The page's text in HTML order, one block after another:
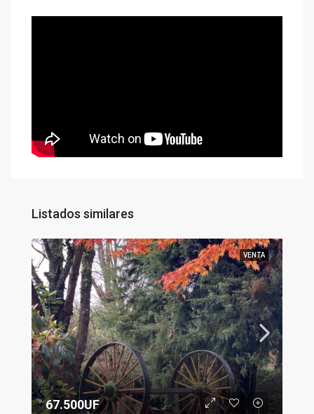
Listados similares
VENTA
67.500UF